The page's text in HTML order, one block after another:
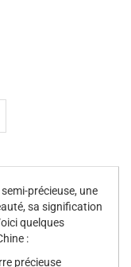
précieuse, une
sa signification
quelques
:
précieuse